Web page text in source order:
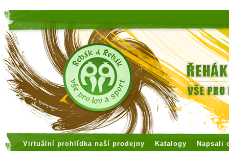
Virtuální prohlídka naší prodejny Katalogy Napsali